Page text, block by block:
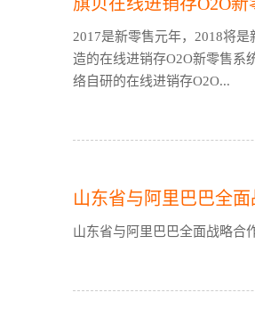
2017是新零售元年，2018将
造的在线进销存O2O新零售系
络自研的在线进销存O2O...
山东省与阿里巴巴全
山东省与阿里巴巴全面战略合